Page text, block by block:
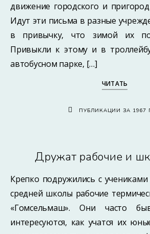
движение городского и
Идут эти письма в разные
в привычку, что зимой их
Привыкли к этому и в
автобусном парке, […]
ЧИТАТЬ
ПУБЛИКАЦИИ ЗА 1967
Дружат рабочие и
Крепко подружились с учениками
средней школы рабочие
«Гомсельмаш». Они часто
интересуются, как учатся их